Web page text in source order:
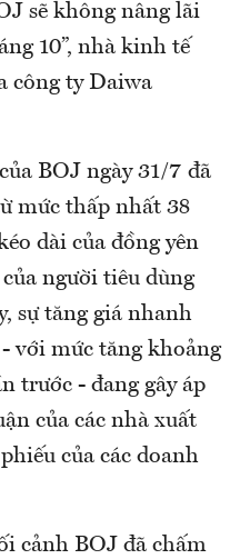
sẽ không nâng lãi
10”, nhà kinh tế
công ty Daiwa
BOJ ngày 31/7 đã
mức thấp nhất 38
dài của đồng yên
của người tiêu dùng
sự tăng giá nhanh
với mức tăng khoảng
trước - đang gây áp
của các nhà xuất
của các doanh
cảnh BOJ đã chấm